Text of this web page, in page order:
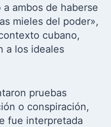
ambos de haberse
mieles del poder»,
cubano,
a los ideales
pruebas
o conspiración,
fue interpretada